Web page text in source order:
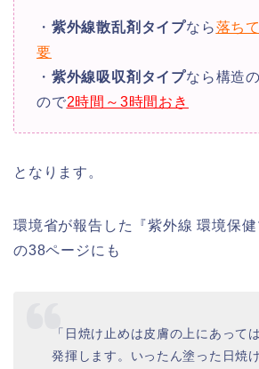
・ 紫外線散乱剤タイプなら落ち
要
・ 紫外線吸収剤タイプなら構造
ので2時間～3時間おき
となります。
環境省が報告した『紫外線 環境保健
の38ページにも
「日焼け止めは皮膚の上にあって
発揮します。いったん塗った日焼